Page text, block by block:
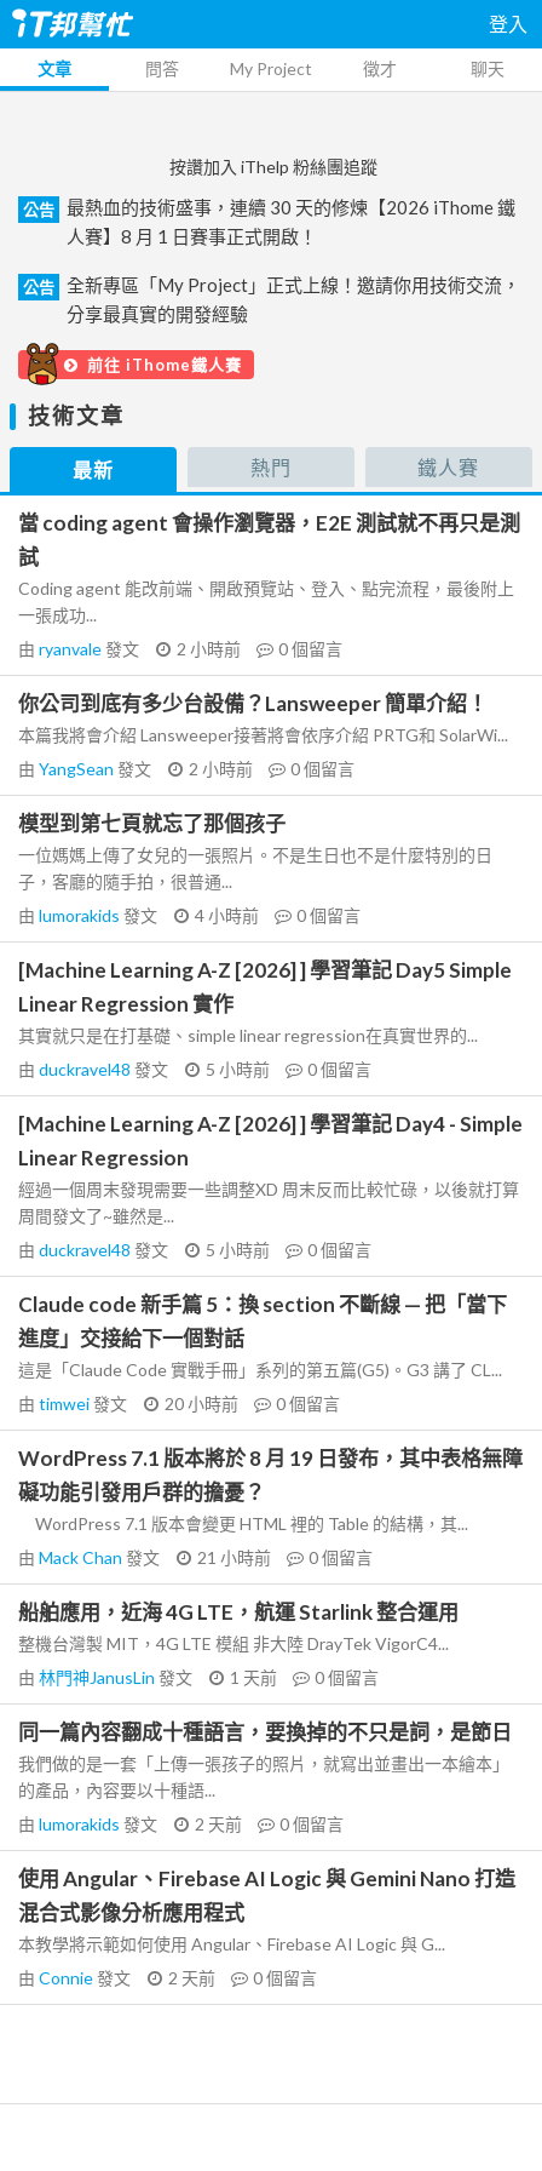
登入
文章 問答 My Project 徵才 聊天
按讚加入 iThelp 粉絲團追蹤
公告
最熱血的技術盛事，連續 30 天的修煉【2026 iThome 鐵
人賽】8 月 1 日賽事正式開啟！
公告
全新專區「My Project」正式上線！邀請你用技術交流，
分享最真實的開發經驗
前往 iThome鐵人賽
技術文章
最新 熱門 鐵人賽
當 coding agent 會操作瀏覽器，E2E 測試就不再只是測
試
Coding agent 能改前端、開啟預覽站、登入、點完流程，最後附上
一張成功...
由 ryanvale發文 2 小時前 0個留言
你公司到底有多少台設備？Lansweeper 簡單介紹！
本篇我將會介紹 Lansweeper接著將會依序介紹 PRTG和 SolarWi...
由 YangSean 發文 2 小時前 0個留言
模型到第七頁就忘了那個孩子
一位媽媽上傳了女兒的一張照片。不是生日也不是什麼特別的日
子，客廳的隨手拍，很普通...
由 lumorakids 發文 4 小時前 0個留言
[Machine Learning A-Z [2026] ] 學習筆記 Day5 Simple
Linear Regression 實作
其實就只是在打基礎、simple linear regression在真實世界的...
由 duckravel48 發文 5 小時前 0個留言
[Machine Learning A-Z [2026] ] 學習筆記 Day4 - Simple
Linear Regression
經過一個周末發現需要一些調整XD 周末反而比較忙碌，以後就打算
周間發文了~雖然是...
由 duckravel48 發文 5 小時前 0個留言
Claude code 新手篇 5：換 section 不斷線 — 把「當下
進度」交接給下一個對話
這是「Claude Code 實戰手冊」系列的第五篇(G5)。G3 講了 CL...
由 timwei發文 20 小時前 0個留言
WordPress 7.1 版本將於 8 月 19 日發布，其中表格無障
礙功能引發用戶群的擔憂？
WordPress 7.1 版本會變更 HTML 裡的 Table 的結構，其...
由 Mack Chan 發文 21 小時前 0個留言
船舶應用，近海 4G LTE，航運 Starlink 整合運用
整機台灣製 MIT，4G LTE 模組 非大陸 DrayTek VigorC4...
由 林門神JanusLin 發文 1 天前 0個留言
同一篇內容翻成十種語言，要換掉的不只是詞，是節日
我們做的是一套「上傳一張孩子的照片，就寫出並畫出一本繪本」
的產品，內容要以十種語...
由 lumorakids 發文 2 天前 0個留言
使用 Angular、Firebase AI Logic 與 Gemini Nano 打造
混合式影像分析應用程式
本教學將示範如何使用 Angular、Firebase AI Logic 與 G...
由 Connie發文 2 天前 0個留言